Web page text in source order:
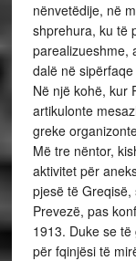
nënvetëdije, në
shprehura, ku të
parealizueshme,
dalë në
Në një kohë, kur
artikulonte
greke
Më tre nëntor,
aktivitet për
pjesë të
Prevezë, pas
1913. Duke se
për fqinjësi të